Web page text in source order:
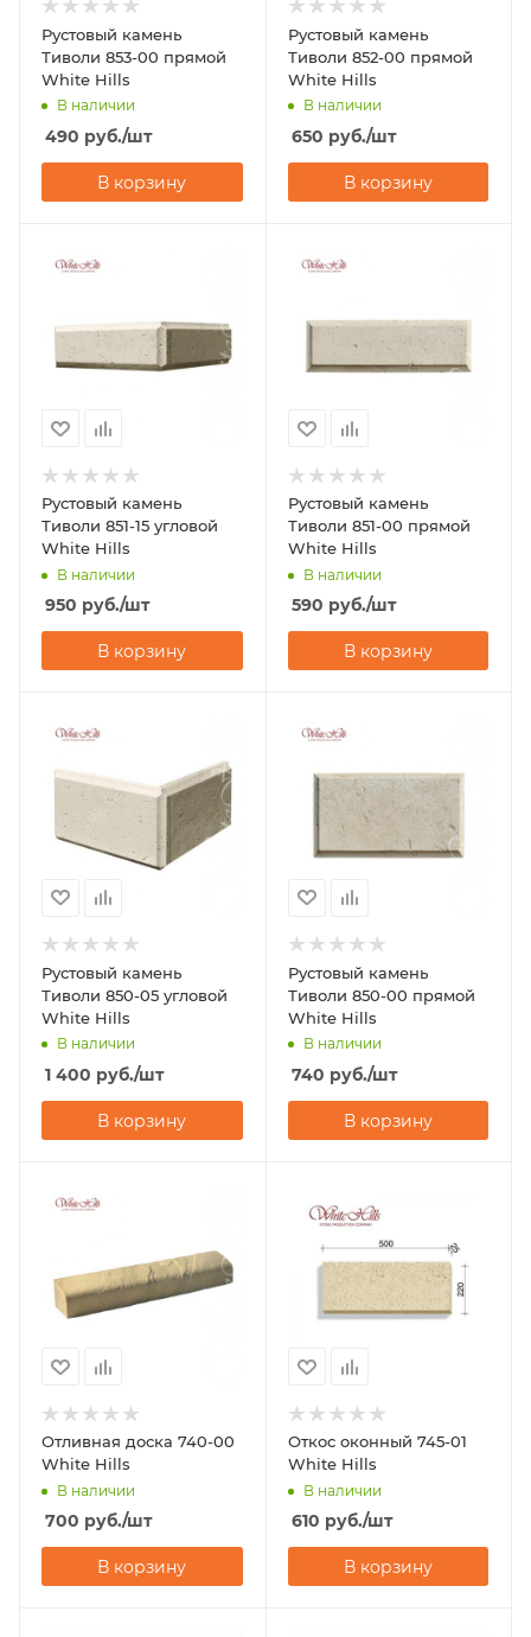
Рустовый камень
Тиволи 853-00 прямой
White Hills
В наличии
490 руб./шт
В корзину
Рустовый камень
Тиволи 852-00 прямой
White Hills
В наличии
650 руб./шт
В корзину
Рустовый камень
Тиволи 851-15 угловой
White Hills
В наличии
950 руб./шт
В корзину
Рустовый камень
Тиволи 851-00 прямой
White Hills
В наличии
590 руб./шт
В корзину
Рустовый камень
Тиволи 850-05 угловой
White Hills
В наличии
1 400 руб./шт
В корзину
Рустовый камень
Тиволи 850-00 прямой
White Hills
В наличии
740 руб./шт
В корзину
Отливная доска 740-00
White Hills
В наличии
700 руб./шт
В корзину
Откос оконный 745-01
White Hills
В наличии
610 руб./шт
В корзину